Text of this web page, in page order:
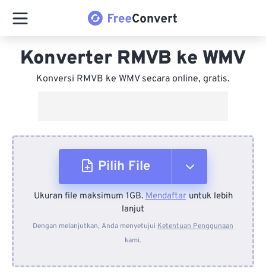
Konverter RMVB ke WMV
Konversi RMVB ke WMV secara online, gratis.
Pilih File
Dari Perangkat
Dari Dropbox
Ukuran file maksimum 1GB.Mendaftaruntuk lebih
lanjut
Dengan melanjutkan, Anda menyetujui Ketentuan Penggunaan
kami.